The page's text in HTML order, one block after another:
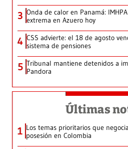
3 Onda de calor en Panamá:
extrema en Azuero hoy
4 CSS advierte: el 18 de agosto
sistema de pensiones
5 Tribunal mantiene detenidos a
Pandora
Últimas
1 Los temas prioritarios que
posesión en Colombia